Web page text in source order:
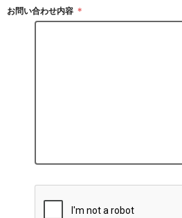
お問い合わせ内容 ＊